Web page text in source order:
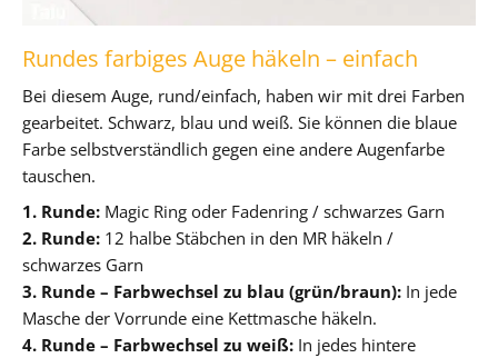
Rundes farbiges Auge häkeln – einfach
Bei diesem Auge, rund/einfach, haben wir mit drei Farben
gearbeitet. Schwarz, blau und weiß. Sie können die blaue
Farbe selbstverständlich gegen eine andere Augenfarbe
tauschen.
1. Runde: Magic Ring oder Fadenring / schwarzes Garn
2. Runde: 12 halbe Stäbchen in den MR häkeln /
schwarzes Garn
3. Runde – Farbwechsel zu blau (grün/braun): In jede
Masche der Vorrunde eine Kettmasche häkeln.
4. Runde – Farbwechsel zu weiß: In jedes hintere